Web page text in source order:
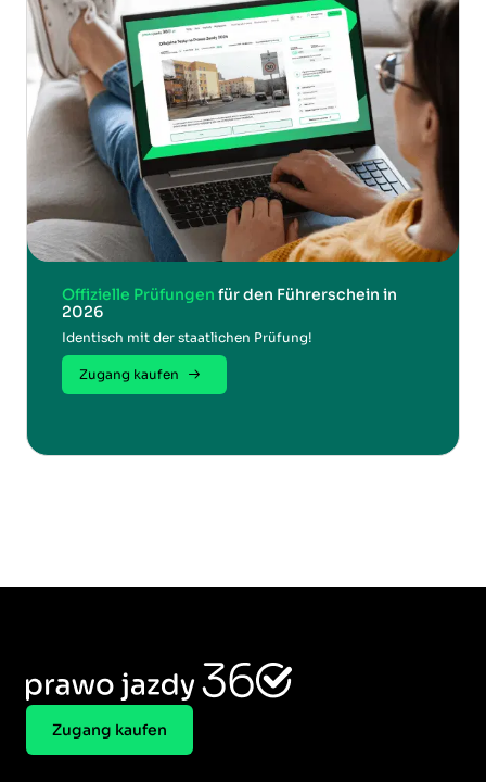
Offizielle Prüfungen für den Führerschein in
2026
Identisch mit der staatlichen Prüfung!
Zugang kaufen
Zugang kaufen